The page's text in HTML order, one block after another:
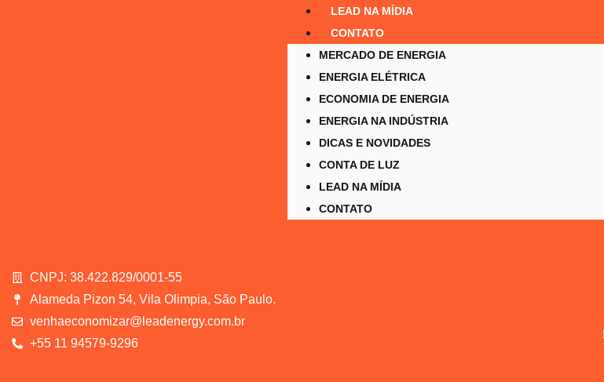
LEAD NA MÍDIA
CONTATO
MERCADO DE ENERGIA
ENERGIA ELÉTRICA
ECONOMIA DE ENERGIA
ENERGIA NA INDÚSTRIA
DICAS E NOVIDADES
CONTA DE LUZ
LEAD NA MÍDIA
CONTATO
CNPJ: 38.422.829/0001-55
Alameda Pizon 54, Vila Olimpia, São Paulo.
venhaeconomizar@leadenergy.com.br
+55 11 94579-9296